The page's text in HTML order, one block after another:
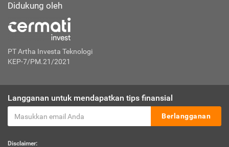
Didukung oleh
PT Artha Investa Teknologi
KEP-7/PM.21/2021
Langganan untuk mendapatkan tips finansial
Berlangganan
Disclaimer: